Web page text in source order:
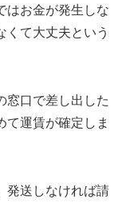
はお金が発生しな
くて大丈夫という
窓口で差し出した
て運賃が確定しま
発送しなければ請